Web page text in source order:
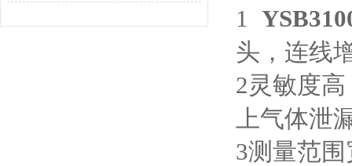
1
头，连线
2灵敏度
上气体泄
3测量范